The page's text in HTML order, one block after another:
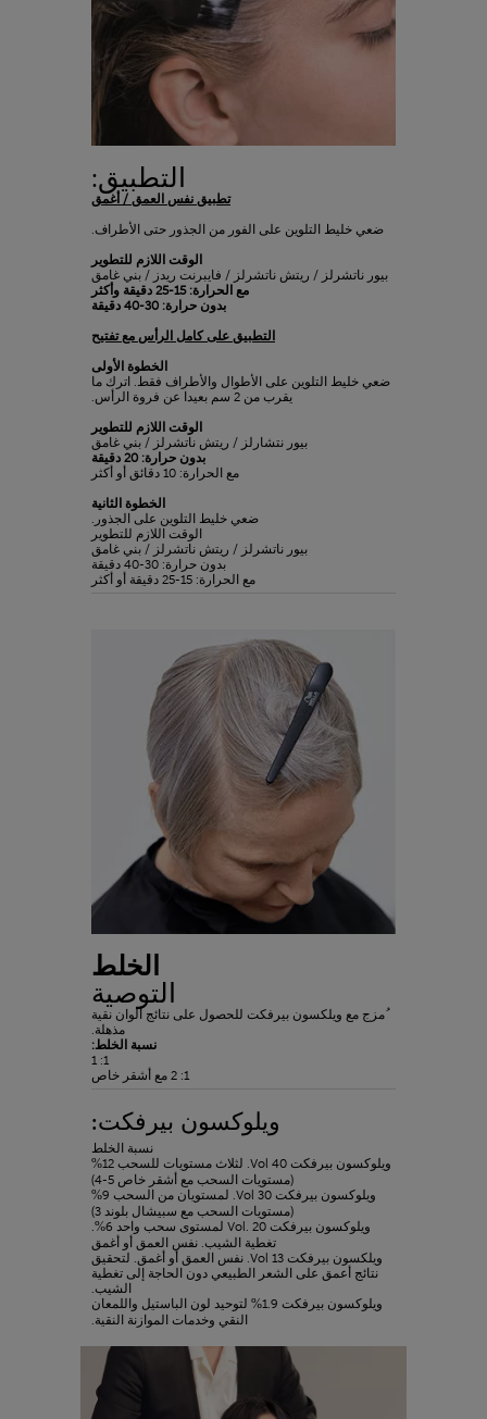
التطبيق:
تطبيق نفس العمق / أغمق
ضعي خليط التلوين على الفور من الجذور حتى الأطراف.
الوقت اللازم للتطوير
بيور ناتشرلز / ريتش ناتشرلز / فايبرنت ريدز / بني غامق
مع الحرارة: 15-25 دقيقة وأكثر
بدون حرارة: 30-40 دقيقة
التطبيق على كامل الرأس مع تفتيح
الخطوة الأولى
ضعي خليط التلوين على الأطوال والأطراف فقط. اترك ما
يقرب من 2 سم بعيدا عن فروة الرأس.
الوقت اللازم للتطوير
بيور نتشارلز / ريتش ناتشرلز / بني غامق
بدون حرارة: 20 دقيقة
مع الحرارة: 10 دقائق أو أكثر
الخطوة الثانية
ضعي خليط التلوين على الجذور.
الوقت اللازم للتطوير
بيور ناتشرلز / ريتش ناتشرلز / بني غامق
بدون حرارة: 30-40 دقيقة
مع الحرارة: 15-25 دقيقة أو أكثر
الخلط
التوصية
ُمزج مع ويلكسون بيرفكت للحصول على نتائج ألوان نقية
مذهلة.
نسبة الخلط:
1: 1
1: 2 مع أشقر خاص
ويلوكسون بيرفكت:
نسبة الخلط
ويلوكسون بيرفكت 40 Vol. لثلاث مستويات للسحب 12%
(مستويات السحب مع أشقر خاص 5-4)
ويلوكسون بيرفكت 30 Vol. لمستويان من السحب 9%
(مستويات السحب مع سبيشال بلوند 3)
ويلوكسون بيرفكت Vol. 20 لمستوى سحب واحد 6%.
تغطية الشيب. نفس العمق أو أغمق
ويلكسون بيرفكت 13 Vol. نفس العمق أو أغمق. لتحقيق
نتائج أعمق على الشعر الطبيعي دون الحاجة إلى تغطية
الشيب.
ويلوكسون بيرفكت 1.9% لتوحيد لون الباستيل واللمعان
النقي وخدمات الموازنة النقية.